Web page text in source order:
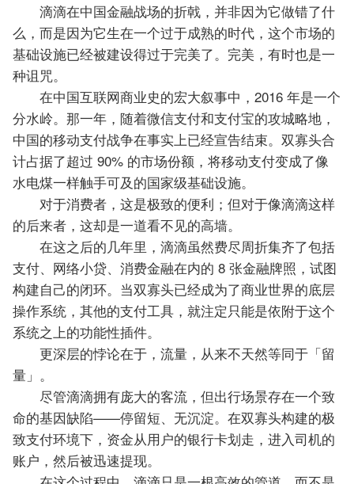
滴滴在中国金融战场的折戟，并非因为它做错了什
么，而是因为它生在一个过于成熟的时代，这个市场的
基础设施已经被建设得过于完美了。完美，有时也是一
种诅咒。
在中国互联网商业史的宏大叙事中，2016 年是一个
分水岭。那一年，随着微信支付和支付宝的攻城略地，
中国的移动支付战争在事实上已经宣告结束。双寡头合
计占据了超过 90% 的市场份额，将移动支付变成了像
水电煤一样触手可及的国家级基础设施。
对于消费者，这是极致的便利；但对于像滴滴这样
的后来者，这却是一道看不见的高墙。
在这之后的几年里，滴滴虽然费尽周折集齐了包括
支付、网络小贷、消费金融在内的 8 张金融牌照，试图
构建自己的闭环。当双寡头已经成为了商业世界的底层
操作系统，其他的支付工具，就注定只能是依附于这个
系统之上的功能性插件。
更深层的悖论在于，流量，从来不天然等同于「留
量」。
尽管滴滴拥有庞大的客流，但出行场景存在一个致
命的基因缺陷——停留短、无沉淀。在双寡头构建的极
致支付环境下，资金从用户的银行卡划走，进入司机的
账户，然后被迅速提现。